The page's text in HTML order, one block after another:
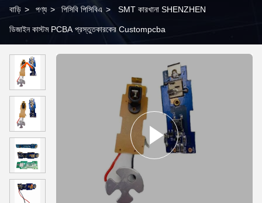
বাড়ি > পণ্য > পিসিবি পিসিবিএ > SMT কারখানা SHENZHEN
ডিজাইন কাস্টম PCBA প্রস্তুতকারকের Custompcba